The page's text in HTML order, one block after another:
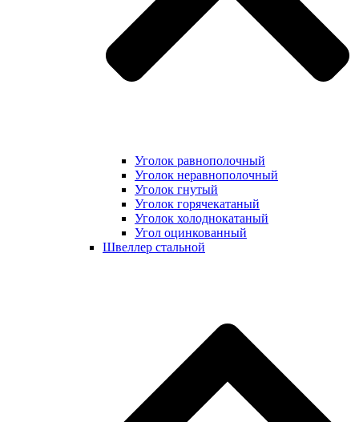
Уголок равнополочный
Уголок неравнополочный
Уголок гнутый
Уголок горячекатаный
Уголок холоднокатаный
Угол оцинкованный
Швеллер стальной